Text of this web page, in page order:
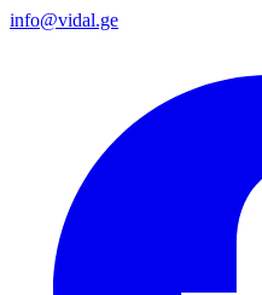
info@vidal.ge